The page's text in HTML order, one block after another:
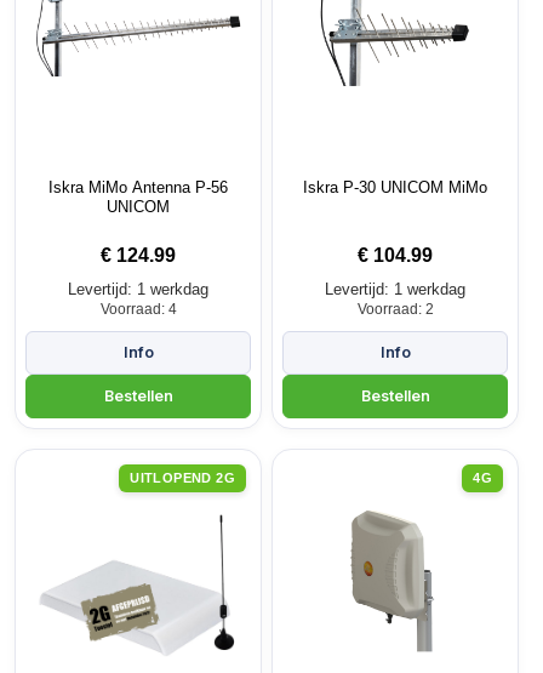
Iskra MiMo Antenna P-56
UNICOM
€ 124.99
Levertijd: 1 werkdag
Voorraad: 4
Iskra P-30 UNICOM MiMo
€ 104.99
Levertijd: 1 werkdag
Voorraad: 2
UITLOPEND 2G 4G